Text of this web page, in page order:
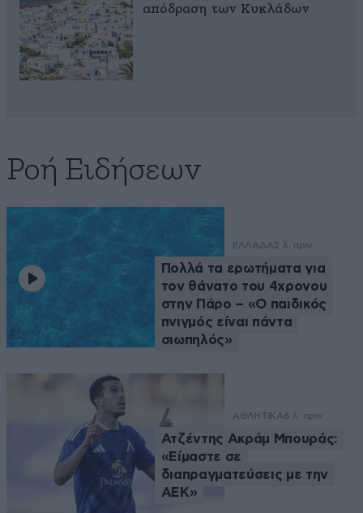
απόδραση των Κυκλάδων
Ροή Ειδήσεων
ΕΛΛΑΔΑ2 λ. πριν
Πολλά τα ερωτήματα για
τον θάνατο του 4χρονου
στην Πάρο – «Ο παιδικός
πνιγμός είναι πάντα
σιωπηλός»
ΑΘΛΗΤΙΚΑ6 λ. πριν
Ατζέντης Ακράμ Μπουράς:
«Είμαστε σε
διαπραγματεύσεις με την
ΑΕΚ»